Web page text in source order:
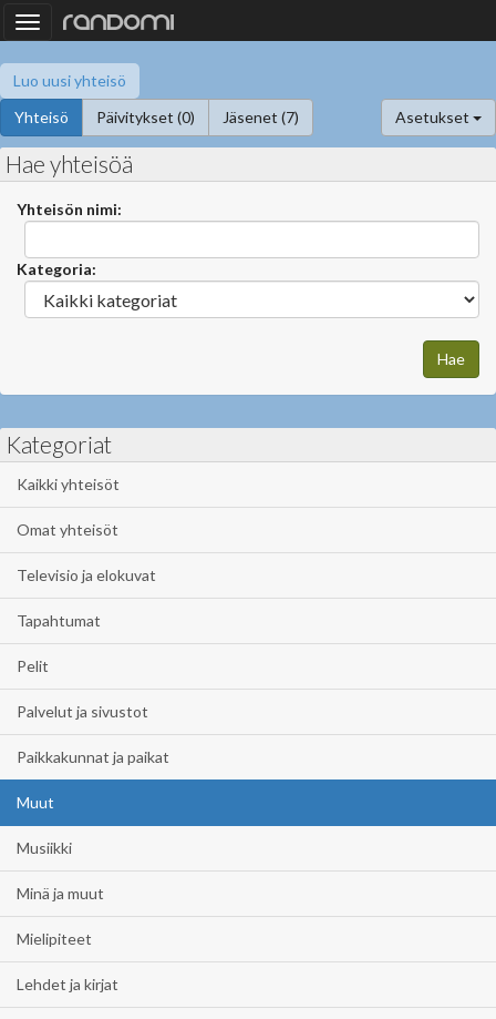
Toggle
navigation
Luo uusi yhteisö
Yhteisö
Päivitykset (0) Jäsenet (7) Asetukset
Hae yhteisöä
Yhteisön nimi:
Kategoria:
Kategoriat
Kaikki yhteisöt
Omat yhteisöt
Televisio ja elokuvat
Tapahtumat
Pelit
Palvelut ja sivustot
Paikkakunnat ja paikat
Muut
Musiikki
Minä ja muut
Mielipiteet
Lehdet ja kirjat